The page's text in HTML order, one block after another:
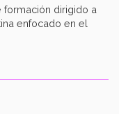
dirigido a
enfocado en el